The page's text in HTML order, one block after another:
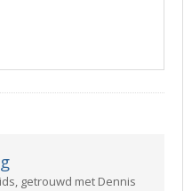
getrouwd met Dennis